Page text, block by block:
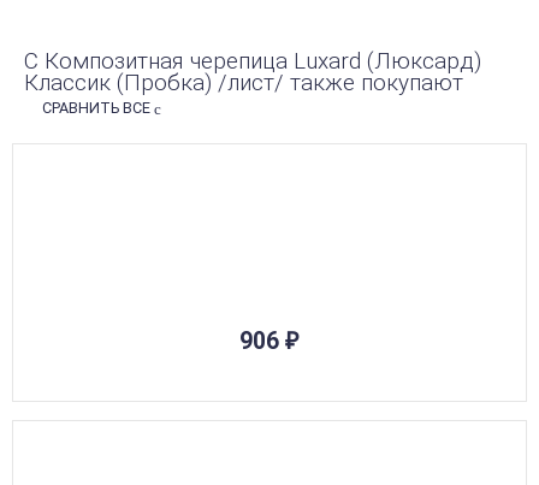
С Композитная черепица Luxard (Люксард)
Классик (Пробка) /лист/ также покупают
СРАВНИТЬ ВСЕ
906 ₽